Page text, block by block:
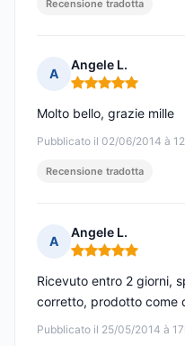
Recensione tradotta
A
Angele L.
Nota: 5 su 5
Pubblicato il 02/06/2014 à
Molto bello, grazie mille
Recensione tradotta
A
Angele L.
Nota: 5 su 5
Pubblicato il 25/05/2014 à
Ricevuto entro 2 giorni,
corretto, prodotto come